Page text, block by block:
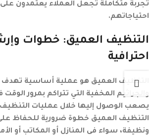
تجربة متكاملة تجعل العملاء يعتمدون
احتياجاتهم.
التنظيف العميق: خطوات
احترافية
التنظيف العميق هو عملية أساسية تهدف
والجراثيم المخفية التي تتراكم بمرور الوقت
يصعب الوصول إليها خلال عمليات التنظيف
التنظيف العميق خطوة ضرورية للحفاظ
ونظيفة، سواء في المنازل أو المكاتب أو